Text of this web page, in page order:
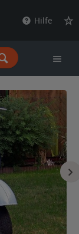
Hilfe